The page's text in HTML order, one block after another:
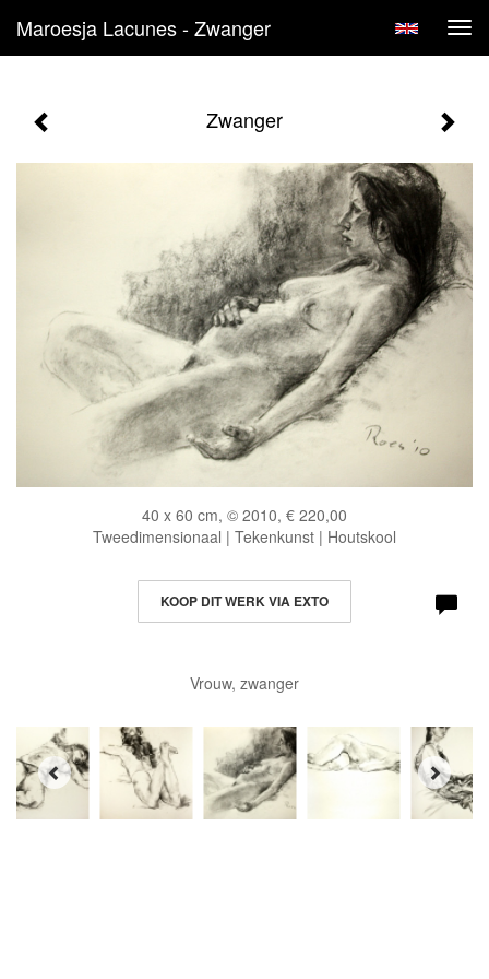
Maroesja Lacunes - Zwanger
Zwanger
40 x 60 cm, © 2010, € 220,00
Tweedimensionaal | Tekenkunst | Houtskool
KOOP DIT WERK VIA EXTO
Vrouw, zwanger